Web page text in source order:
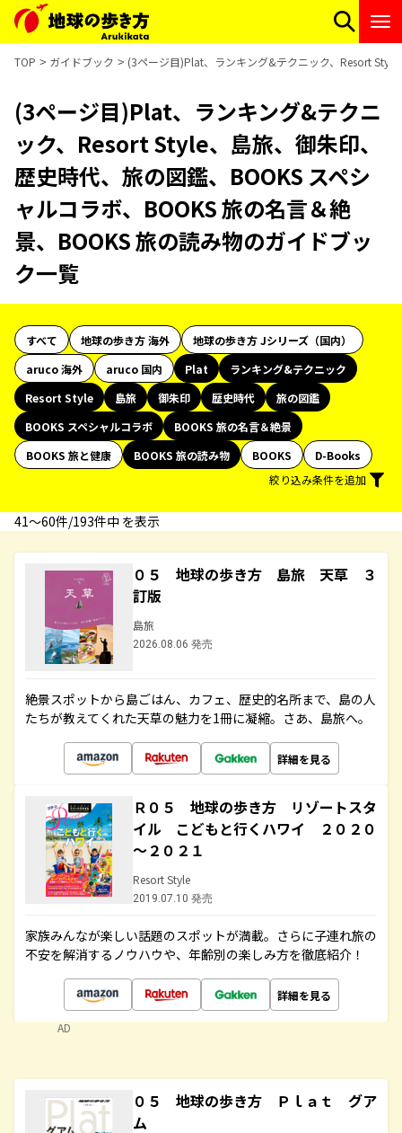
TOP ガイドブック (3ページ目)Plat、ランキング&テクニック、Resort
(3ページ目)Plat、ランキング&テクニ
ック、Resort Style、島旅、御朱印、
歴史時代、旅の図鑑、BOOKS スペシ
ャルコラボ、BOOKS 旅の名言＆絶
景、BOOKS 旅の読み物のガイドブッ
ク一覧
すべて 地球の歩き方 海外
地球の歩き方 Jシリーズ（国内）
aruco 海外
aruco 国内 Plat
ランキング&テクニック
Resort Style
島旅 御朱印 歴史時代
旅の図鑑
BOOKS スペシャルコラボ
BOOKS 旅の名言＆絶景
BOOKS 旅と健康
BOOKS 旅の読み物 BOOKS
D-Books
絞り込み条件を追加
41〜60件/193件中 を表示
０５ 地球の歩き方 島旅 天草 ３
訂版
島旅
2026.08.06 発売
絶景スポットから島ごはん、カフェ、歴史的名所まで、島の人
たちが教えてくれた天草の魅力を1冊に凝縮。さあ、島旅へ。
詳細を見る
Ｒ０５ 地球の歩き方 リゾートスタ
イル こどもと行くハワイ ２０２０
～２０２１
Resort Style
2019.07.10 発売
家族みんなが楽しい話題のスポットが満載。さらに子連れ旅の
不安を解消するノウハウや、年齢別の楽しみ方を徹底紹介！
詳細を見る
AD
０５ 地球の歩き方 Ｐｌａｔ グア
ム